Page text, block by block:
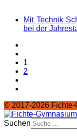
Mit Technik
bei der
1
2
© 2017-2026
Suchen